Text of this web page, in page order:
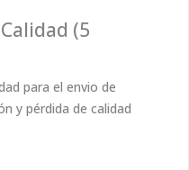
(5
para el envio de
y pérdida de calidad